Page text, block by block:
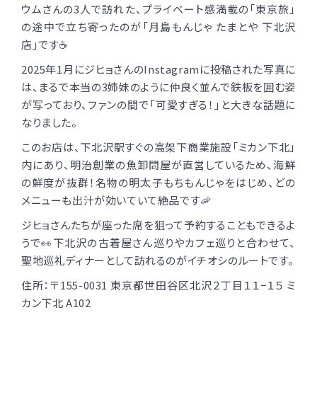
ウムさんの3人で訪れた、プライベート感満載の「東京旅」
の途中で立ち寄ったのが「月島もんじゃ たまとや 下北沢
店」です☕
2025年1月にジヒョさんのInstagramに投稿された写真に
は、まるで本当の3姉妹のように仲良く並んで鉄板を囲む姿
が写っており、ファンの間で「可愛すぎる！」と大きな話題に
なりました。
このお店は、下北沢駅すぐの高架下商業施設「ミカン下北」
内にあり、明治創業の魚卸問屋が直営しているため、海鮮
の鮮度が抜群！名物の明太子もちもんじゃをはじめ、どの
メニューも出汁が効いていて絶品です🦐
ジヒョさんたちが座った席を狙って予約することもできるよ
うで👀下北沢の古着屋さん巡りやカフェ巡りと合わせて、
聖地巡礼ディナーとして訪れるのがイチオシのルートです。
住所： 〒155-0031 東京都世田谷区北沢２丁目１１−１５ ミ
カン下北 A102